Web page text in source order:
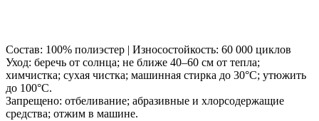
Состав: 100% полиэстер | Износостойкость: 60 000 циклов
Уход: беречь от солнца; не ближе 40–60 см от тепла;
химчистка; сухая чистка; машинная стирка до 30°C; утюжить
до 100°C.
Запрещено: отбеливание; абразивные и хлорсодержащие
средства; отжим в машине.